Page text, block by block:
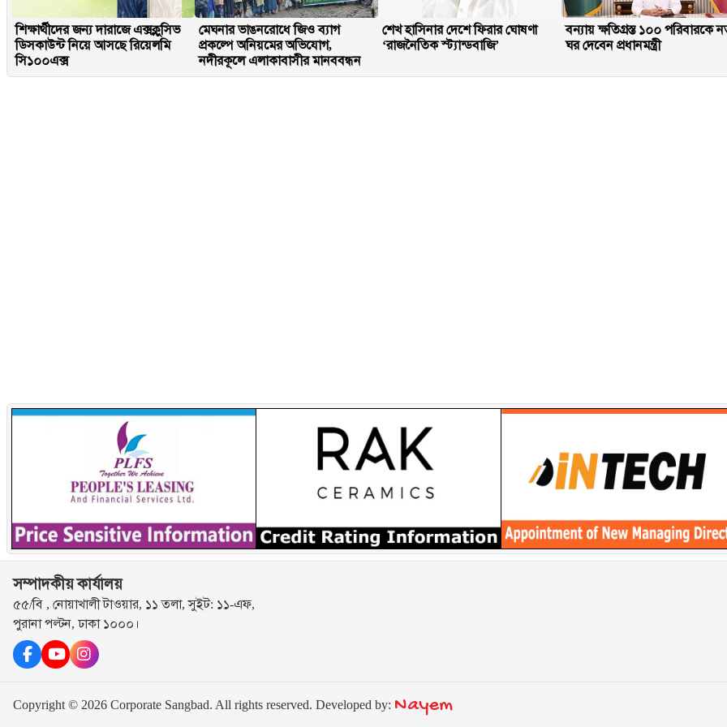
শিক্ষার্থীদের জন্য দারাজে এক্সক্লুসিভ
ডিসকাউন্ট নিয়ে আসছে রিয়েলমি
সি১০০এক্স
মেঘনার ভাঙনরোধে জিও ব্যাগ
প্রকল্পে অনিয়মের অভিযোগ,
নদীরকূলে এলাকাবাসীর মানববন্ধন
শেখ হাসিনার দেশে ফিরার ঘোষণা
‘রাজনৈতিক স্ট্যান্ডবাজি’
বন্যায় ক্ষতিগ্রস্ত ১০০ পরিবারকে
ঘর দেবেন প্রধানমন্ত্রী
সম্পাদকীয় কার্যালয়
৫৫/বি , নোয়াখালী টাওয়ার, ১১ তলা, সুইট: ১১-এফ,
পুরানা পল্টন, ঢাকা ১০০০।
Copyright © 2026 Corporate Sangbad. All rights reserved. Developed by: Nayem